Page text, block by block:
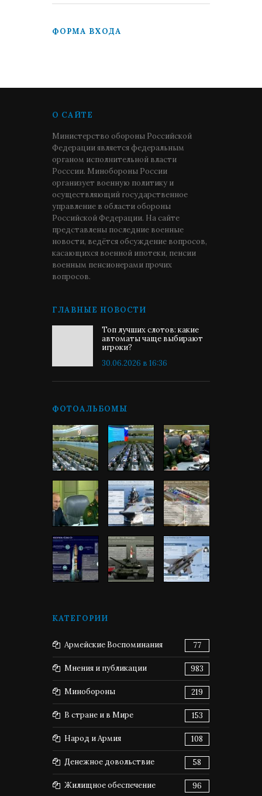
ФОРМА ВХОДА
О САЙТЕ
Министерство обороны Российской
Федерации является федеральным
органом исполнительной власти
Росссии. Минобороны России
организует военную политику и
осуществляющий государственное
управление в области обороны
Российской Федерации. На сайте
представлены последние военные
новости, ведётся обсуждение вопросов,
касающихся военной ипотеки, пенсии
военным пенсионерами прочих
вопросов.
ГЛАВНЫЕ НОВОСТИ
Топ лучших слотов: какие
автоматы чаще выбирают
игроки?
30.06.2026 в 16:36
ФОТОАЛЬБОМЫ
КАТЕГОРИИ
Армейские Воспоминания 77
Мнения и публикации 983
Минобороны 219
В стране и в Мире 153
Народ и Армия 108
Денежное довольствие 58
Жилищное обеспечение 96